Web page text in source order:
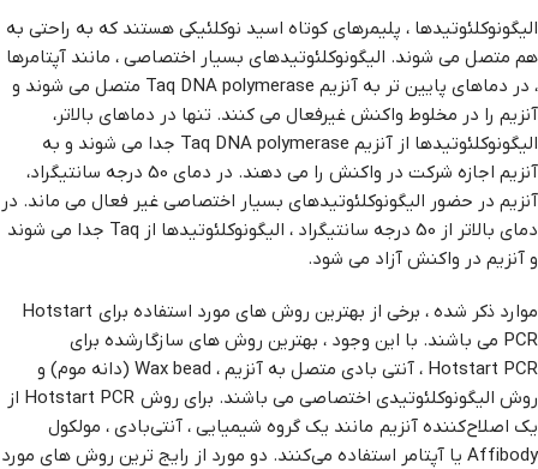
الیگونوکلئوتیدها ، پلیمرهای کوتاه اسید نوکلئیکی هستند که به راحتی به
هم متصل می شوند. الیگونوکلئوتیدهای بسیار اختصاصی ، مانند آپتامرها
، در دماهای پایین تر به آنزیم Taq DNA polymerase متصل می شوند و
آنزیم را در مخلوط واکنش غیرفعال می کنند. تنها در دماهای بالاتر،
الیگونوکلئوتیدها از آنزیم Taq DNA polymerase جدا می شوند و به
آنزیم اجازه شرکت در واکنش را می دهند. در دمای 50 درجه سانتیگراد،
آنزیم در حضور الیگونوکلئوتیدهای بسیار اختصاصی غیر فعال می ماند. در
دمای بالاتر از 50 درجه سانتیگراد ، الیگونوکلئوتیدها از Taq جدا می شوند
و آنزیم در واکنش آزاد می شود.
موارد ذکر شده ، برخی از بهترین روش های مورد استفاده برای Hotstart
PCR می باشند. با این وجود ، بهترین روش های سازگارشده برای
Hotstart PCR ، آنتی بادی متصل به آنزیم ، Wax bead (دانه موم) و
روش الیگونوکلئوتیدی اختصاصی می باشند. برای روش‌ Hotstart PCR از
یک اصلاح‌کننده آنزیم مانند یک گروه شیمیایی ، آنتی‌بادی ، مولکول
Affibody یا آپتامر استفاده می‌کنند. دو مورد از رایج ترین روش های مورد